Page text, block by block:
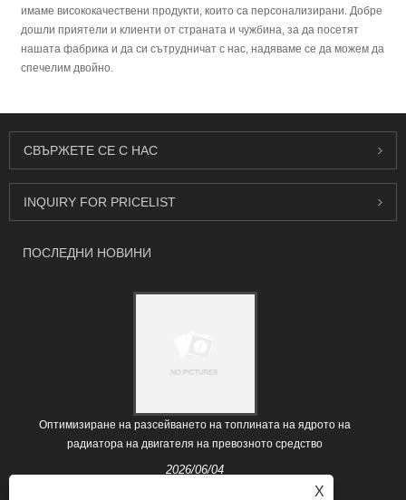
имаме висококачествени продукти, които са персонализирани. Добре
дошли приятели и клиенти от страната и чужбина, за да посетят
нашата фабрика и да си сътрудничат с нас, надяваме се да можем да
спечелим двойно.
СВЪРЖЕТЕ СЕ С НАС
INQUIRY FOR PRICELIST
ПОСЛЕДНИ НОВИНИ
Оптимизиране на разсейването на топлината на ядрото на
радиатора на двигателя на превозното средство
2026/06/04
X